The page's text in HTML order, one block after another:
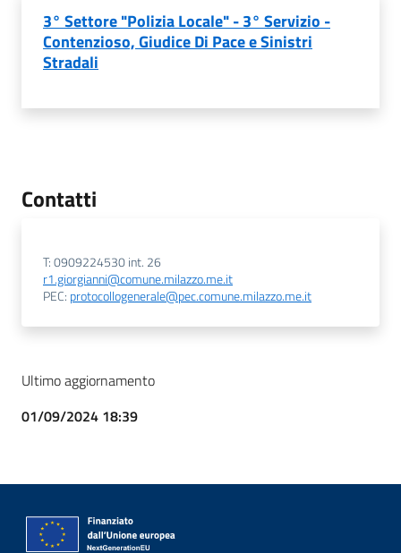
3° Settore "Polizia Locale" - 3° Servizio -
Contenzioso, Giudice Di Pace e Sinistri
Stradali
Contatti
T: 0909224530 int. 26
r1.giorgianni@comune.milazzo.me.it
PEC: protocollogenerale@pec.comune.milazzo.me.it
Ultimo aggiornamento
01/09/2024 18:39